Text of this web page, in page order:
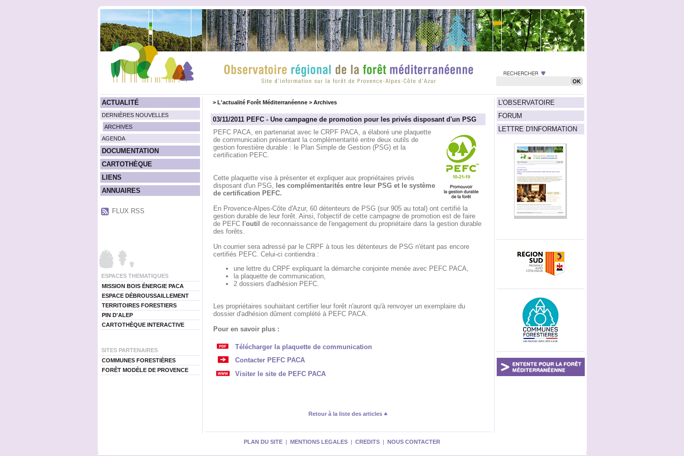
ACTUALITÉ
DERNIÈRES NOUVELLES
ARCHIVES
AGENDA
DOCUMENTATION
CARTOTHÈQUE
LIENS
ANNUAIRES
FLUX RSS
ESPACES THEMATIQUES
MISSION BOIS ÉNERGIE PACA
ESPACE DÉBROUSSAILLEMENT
TERRITOIRES FORESTIERS
PIN D'ALEP
CARTOTHÈQUE INTERACTIVE
SITES PARTENAIRES
COMMUNES FORESTIÈRES
FORÊT MODÈLE DE PROVENCE
L'OBSERVATOIRE
FORUM
LETTRE D'INFORMATION
> L'actualité Forêt Méditerranéenne> Archives
03/11/2011 PEFC - Une campagne de promotion pour les privés disposant d'un PSG
PEFC PACA, en partenariat avec le CRPF PACA, a élaboré une plaquette
de communication présentant la complémentarité entre deux outils de
gestion forestière durable : le Plan Simple de Gestion (PSG) et la
certification PEFC.
Cette plaquette vise à présenter et expliquer aux propriétaires privés
disposant d'un PSG, les complémentarités entre leur PSG et le système
de certification PEFC.
En Provence-Alpes-Côte d'Azur, 60 détenteurs de PSG (sur 905 au total) ont certifié la
gestion durable de leur forêt. Ainsi, l'objectif de cette campagne de promotion est de faire
de PEFC l'outil de reconnaissance de l'engagement du propriétaire dans la gestion durable
des forêts.
Un courrier sera adressé par le CRPF à tous les détenteurs de PSG n'étant pas encore
certifiés PEFC. Celui-ci contiendra :
une lettre du CRPF expliquant la démarche conjointe menée avec PEFC PACA,
la plaquette de communication,
2 dossiers d'adhésion PEFC.
Les propriétaires souhaitant certifier leur forêt n'auront qu'à renvoyer un exemplaire du
dossier d'adhésion dûment complété à PEFC PACA.
Pour en savoir plus :
Télécharger la plaquette de communication
Contacter PEFC PACA
Visiter le site de PEFC PACA
Retour à la liste des articles
PLAN DU SITE | MENTIONS LEGALES | CREDITS | NOUS CONTACTER